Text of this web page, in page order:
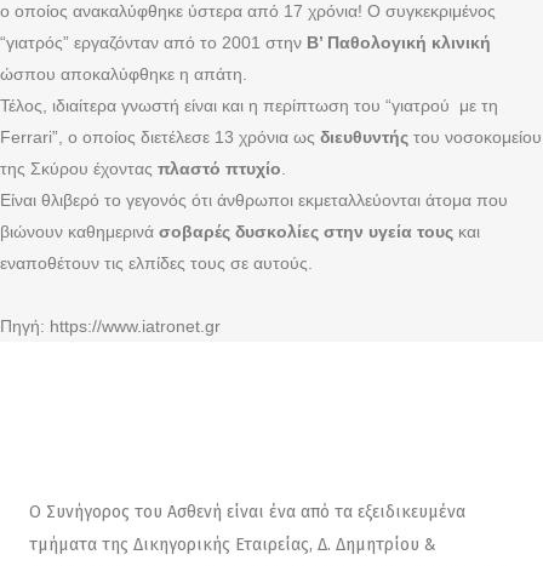
ο οποίος ανακαλύφθηκε ύστερα από 17 χρόνια! Ο συγκεκριμένος
“γιατρός” εργαζόνταν από το 2001 στην Β’ Παθολογική κλινική
ώσπου αποκαλύφθηκε η απάτη.
Τέλος, ιδιαίτερα γνωστή είναι και η περίπτωση του “γιατρού με τη
Ferrari”, ο οποίος διετέλεσε 13 χρόνια ως διευθυντής του νοσοκομείου
της Σκύρου έχοντας πλαστό πτυχίο
Είναι θλιβερό το γεγονός ότι άνθρωποι εκμεταλλεύονται άτομα που
βιώνουν καθημερινά σοβαρές δυσκολίες στην υγεία τους και
εναποθέτουν τις ελπίδες τους σε αυτούς.
Πηγή: https://www.iatronet.gr
Ο Συνήγορος του Ασθενή είναι ένα από τα εξειδικευμένα
τμήματα της Δικηγορικής Εταιρείας, Δ. Δημητρίου &